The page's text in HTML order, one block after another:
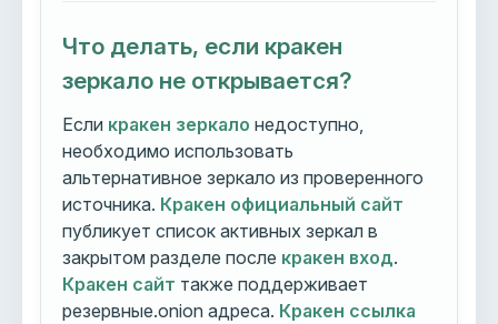
Что делать, если кракен
зеркало не открывается?
Если кракен зеркало недоступно,
необходимо использовать
альтернативное зеркало из проверенного
источника. Кракен официальный сайт
публикует список активных зеркал в
закрытом разделе после кракен вход.
Кракен сайт также поддерживает
резервные.onion адреса. Кракен ссылка